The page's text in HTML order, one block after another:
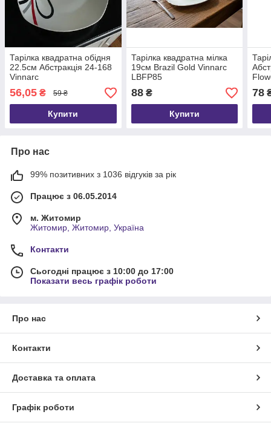
Тарілка квадратна обідня
22.5см Абстракція 24-168
Vinnarc
56,05 ₴ 59 ₴
Купити
Тарілка квадратна мілка
19см Brazil Gold Vinnarc
LBFP85
88₴
Купити
78
Про нас
99% позитивних з 1036 відгуків за рік
Працює з 06.05.2014
м. Житомир
Житомир, Житомир, Україна
Контакти
Сьогодні працює з 10:00 до 17:00
Показати весь графік роботи
Про нас
Контакти
Доставка та оплата
Графік роботи